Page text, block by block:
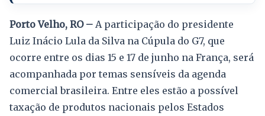
Porto Velho, RO – A participação do presidente
Luiz Inácio Lula da Silva na Cúpula do G7, que
ocorre entre os dias 15 e 17 de junho na França, será
acompanhada por temas sensíveis da agenda
comercial brasileira. Entre eles estão a possível
taxação de produtos nacionais pelos Estados